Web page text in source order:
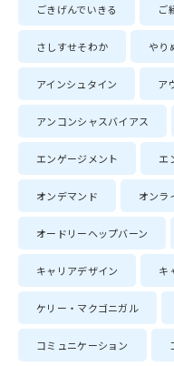
ごきげんでいきる ご
さしすせそわか やり
アインシュタイン ア
アンコンシャスバイアス
エンゲージメント エ
オンデマンド オンラ
オードリーヘップバーン
キャリアデザイン キ
ケリー・マクゴニガル
コミュニケーション